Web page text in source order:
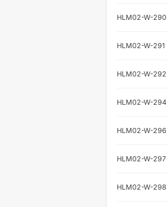
HLM02-W-290
HLM02-W-291
HLM02-W-292
HLM02-W-294
HLM02-W-296
HLM02-W-297
HLM02-W-298